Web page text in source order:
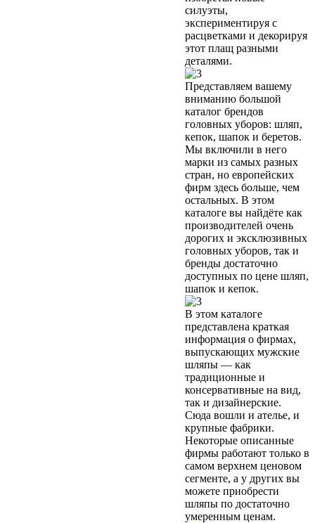
силуэты,
экспериментируя с
расцветками и декорируя
этот плащ разными
деталями.
Представляем вашему
вниманию большой
каталог брендов
головных уборов: шляп,
кепок, шапок и беретов.
Мы включили в него
марки из самых разных
стран, но европейских
фирм здесь больше, чем
остальных. В этом
каталоге вы найдёте как
производителей очень
дорогих и эксклюзивных
головных уборов, так и
бренды достаточно
доступных по цене шляп,
шапок и кепок.
В этом каталоге
представлена краткая
информация о фирмах,
выпускающих мужские
шляпы — как
традиционные и
консервативные на вид,
так и дизайнерские.
Сюда вошли и ателье, и
крупные фабрики.
Некоторые описанные
фирмы работают только в
самом верхнем ценовом
сегменте, а у других вы
можете приобрести
шляпы по достаточно
умеренным ценам.